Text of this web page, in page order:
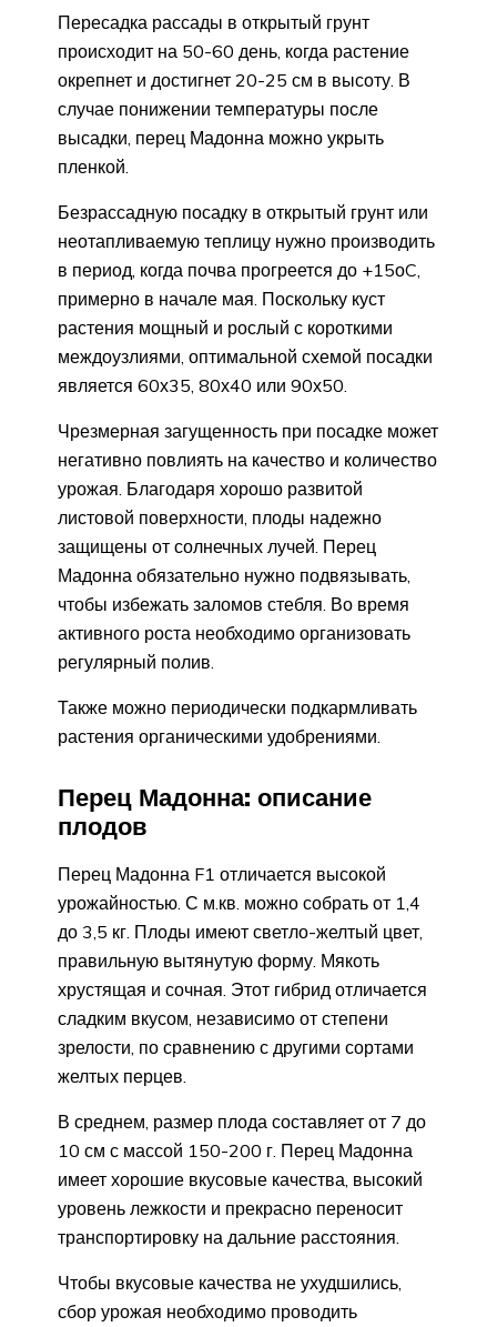
Пересадка рассады в открытый грунт
происходит на 50-60 день, когда растение
окрепнет и достигнет 20-25 см в высоту. В
случае понижении температуры после
высадки, перец Мадонна можно укрыть
пленкой.
Безрассадную посадку в открытый грунт или
неотапливаемую теплицу нужно производить
в период, когда почва прогреется до +15оC,
примерно в начале мая. Поскольку куст
растения мощный и рослый с короткими
междоузлиями, оптимальной схемой посадки
является 60х35, 80х40 или 90х50.
Чрезмерная загущенность при посадке может
негативно повлиять на качество и количество
урожая. Благодаря хорошо развитой
листовой поверхности, плоды надежно
защищены от солнечных лучей. Перец
Мадонна обязательно нужно подвязывать,
чтобы избежать заломов стебля. Во время
активного роста необходимо организовать
регулярный полив.
Также можно периодически подкармливать
растения органическими удобрениями.
Перец Мадонна: описание
плодов
Перец Мадонна F1 отличается высокой
урожайностью. С м.кв. можно собрать от 1,4
до 3,5 кг. Плоды имеют светло-желтый цвет,
правильную вытянутую форму. Мякоть
хрустящая и сочная. Этот гибрид отличается
сладким вкусом, независимо от степени
зрелости, по сравнению с другими сортами
желтых перцев.
В среднем, размер плода составляет от 7 до
10 см с массой 150-200 г. Перец Мадонна
имеет хорошие вкусовые качества, высокий
уровень лежкости и прекрасно переносит
транспортировку на дальние расстояния.
Чтобы вкусовые качества не ухудшились,
сбор урожая необходимо проводить